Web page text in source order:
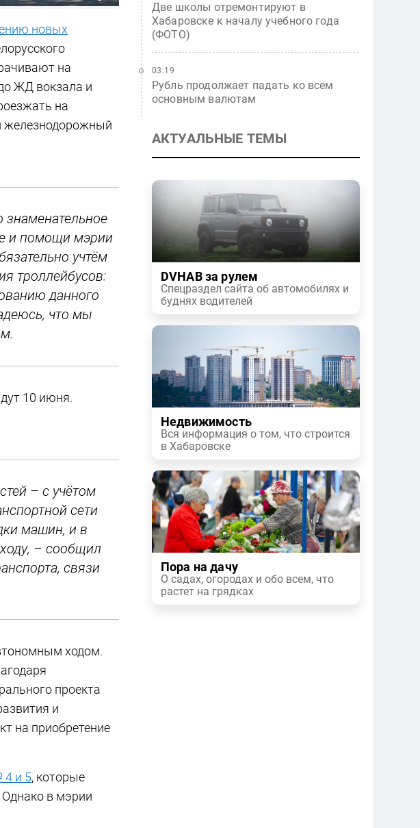
новых
на
ЖД вокзала и
на
железнодорожный
знаменательное
и помощи мэрии
учтём
троллейбусов:
данного
что мы
10 июня.
– с учётом
сети
машин, и в
– сообщил
связи
ходом.
проекта
и
на приобретение
4 и 5, которые
Однако в мэрии
Две школы отремонтируют в
Хабаровске к началу учебного года
(ФОТО)
Рубль продолжает падать ко всем
основным валютам
03:19
АКТУАЛЬНЫЕ ТЕМЫ
DVHAB за рулем
Спецраздел сайта об автомобилях и
буднях водителей
Недвижимость
Вся информация о том, что строится
в Хабаровске
Пора на дачу
О садах, огородах и обо всем, что
растет на грядках